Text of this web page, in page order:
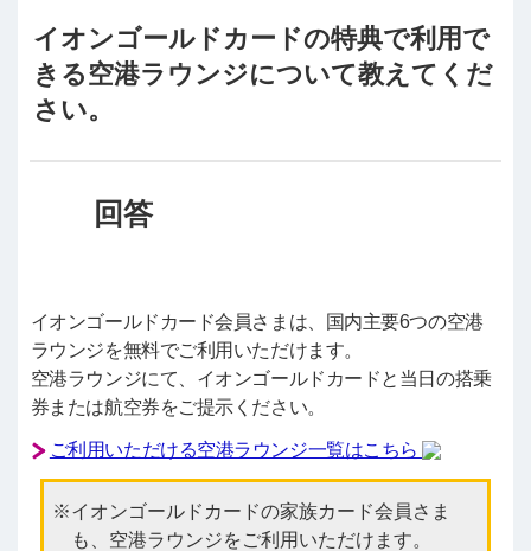
イオンゴールドカードの特典で利用で
きる空港ラウンジについて教えてくだ
さい。
イオンゴールドカード会員さまは、国内主要6つの空港
ラウンジを無料でご利用いただけます。
空港ラウンジにて、イオンゴールドカードと当日の搭乗
券または航空券をご提示ください。
ご利用いただける空港ラウンジ一覧はこちら
イオンゴールドカードの家族カード会員さま
も、空港ラウンジをご利用いただけます。